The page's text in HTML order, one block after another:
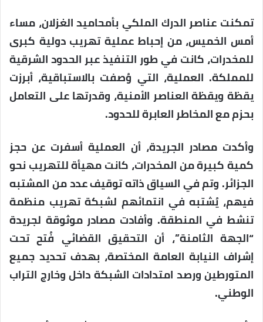
تمكنت عناصر الدرك الملكي بأمحاميد الغزلان، مساء
أمس الخميس، من إحباط عملية تهريب دولية كبرى
للمخدرات، كانت في طور التنفيذ عبر الحدود الشرقية
للمملكة. العملية، التي وُصفت بالاستباقية، أبرزت
يقظة ويقظة العناصر الأمنية، وقدرتها على التعامل
بحزم مع المخاطر العابرة للحدود.
وأكدت مصادر الجريدة، أن العملية أسفرت عن حجز
كمية كبيرة من المخدرات، كانت مهيأة للتهريب نحو
الجزائر. وتم في السياق ذاته توقيف عدد من المشتبه
فيهم، يُشتبه في انتمائهم لشبكة تهريب منظمة
تنشط في المنطقة. وأفادت مصادر موثوقة لجريدة
“الجهة الثامنة”، أن التحقيق القضائي فُتح تحت
إشراف النيابة العامة المختصة، بهدف تحديد جميع
المتورطين ورصد امتدادات الشبكة داخل وخارج التراب
الوطني.